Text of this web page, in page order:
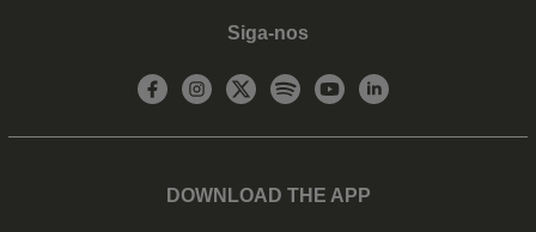
Siga-nos
DOWNLOAD THE APP